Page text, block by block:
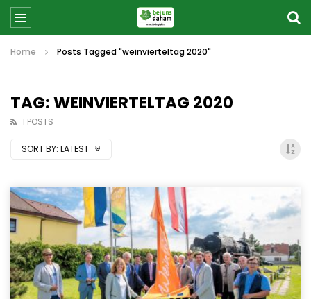
Home Posts Tagged "weinvierteltag 2020"
TAG: WEINVIERTELTAG 2020
1 POSTS
SORT BY: LATEST